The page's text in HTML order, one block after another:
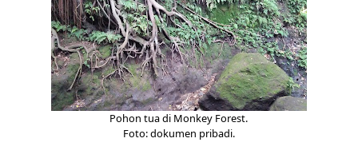
Pohon tua di Monkey Forest.
Foto: dokumen pribadi.